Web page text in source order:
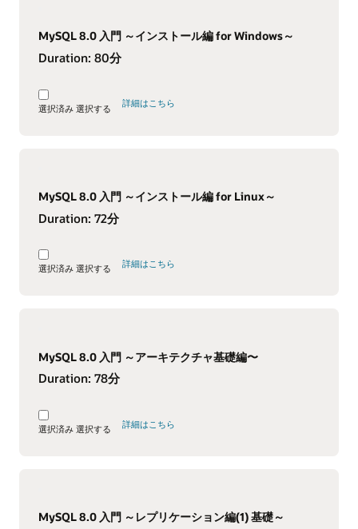
MySQL 8.0 入門 ～インストール編 for Windows～
Duration: 80分
選択済み 選択する 詳細はこちら
MySQL 8.0 入門 ～インストール編 for Linux～
Duration: 72分
選択済み 選択する 詳細はこちら
MySQL 8.0 入門 ～アーキテクチャ基礎編〜
Duration: 78分
選択済み 選択する 詳細はこちら
MySQL 8.0 入門 ～レプリケーション編(1) 基礎～